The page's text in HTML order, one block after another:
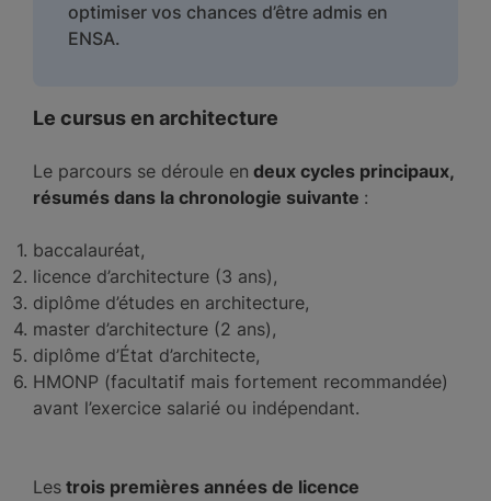
optimiser vos chances d’être admis en
ENSA.
Le cursus en architecture
Le parcours se déroule en deux cycles principaux,
résumés dans la chronologie suivante :
baccalauréat,
licence d’architecture (3 ans),
diplôme d’études en architecture,
master d’architecture (2 ans),
diplôme d’État d’architecte,
HMONP (facultatif mais fortement recommandée)
avant l’exercice salarié ou indépendant.
Les trois premières années de licence